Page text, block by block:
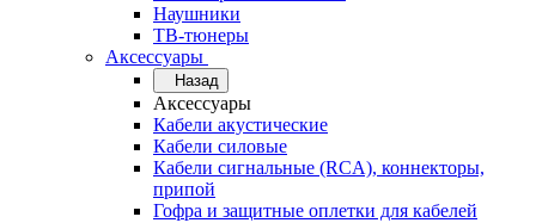
Наушники
ТВ-тюнеры
Аксессуары
Назад
Аксессуары
Кабели акустические
Кабели силовые
Кабели сигнальные (RCA), коннекторы,
припой
Гофра и защитные оплетки для кабелей